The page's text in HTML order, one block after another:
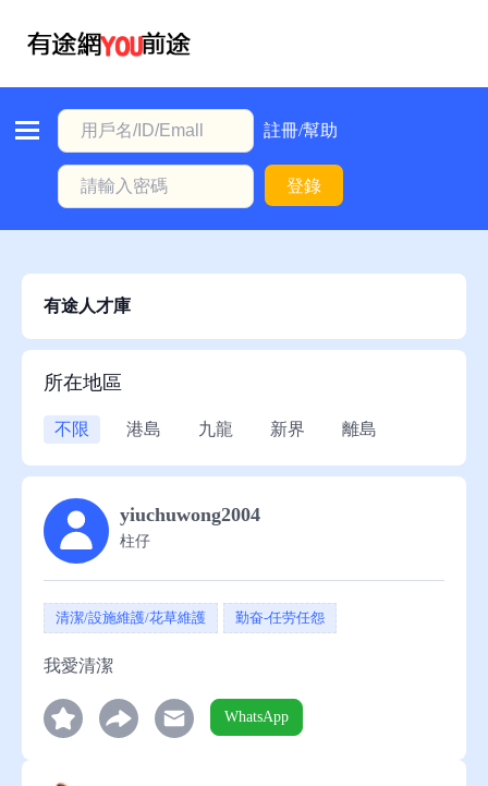
註冊/幫助
登錄
首
本
職
位
信
息
註
助
有途人才庫
所在地區
不限 港島 九龍 新界 離島
yiuchuwong2004
柱仔
清潔/設施維護/花草維護 勤奋-任劳任怨
我愛清潔
WhatsApp